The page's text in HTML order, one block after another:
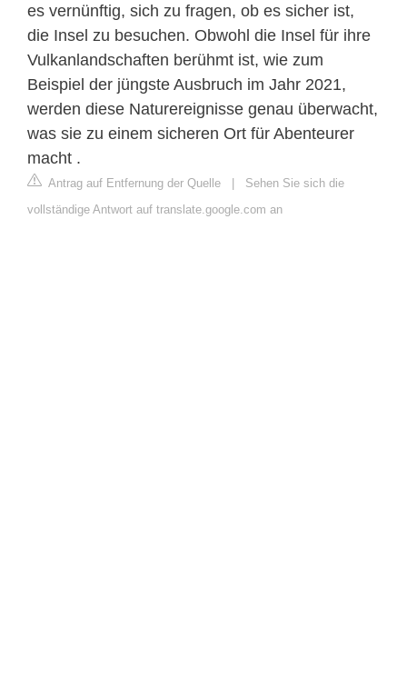
es vernünftig, sich zu fragen, ob es sicher ist,
die Insel zu besuchen. Obwohl die Insel für ihre
Vulkanlandschaften berühmt ist, wie zum
Beispiel der jüngste Ausbruch im Jahr 2021,
werden diese Naturereignisse genau überwacht,
was sie zu einem sicheren Ort für Abenteurer
macht .
Antrag auf Entfernung der Quelle | Sehen Sie sich die
vollständige Antwort auf translate.google.com an